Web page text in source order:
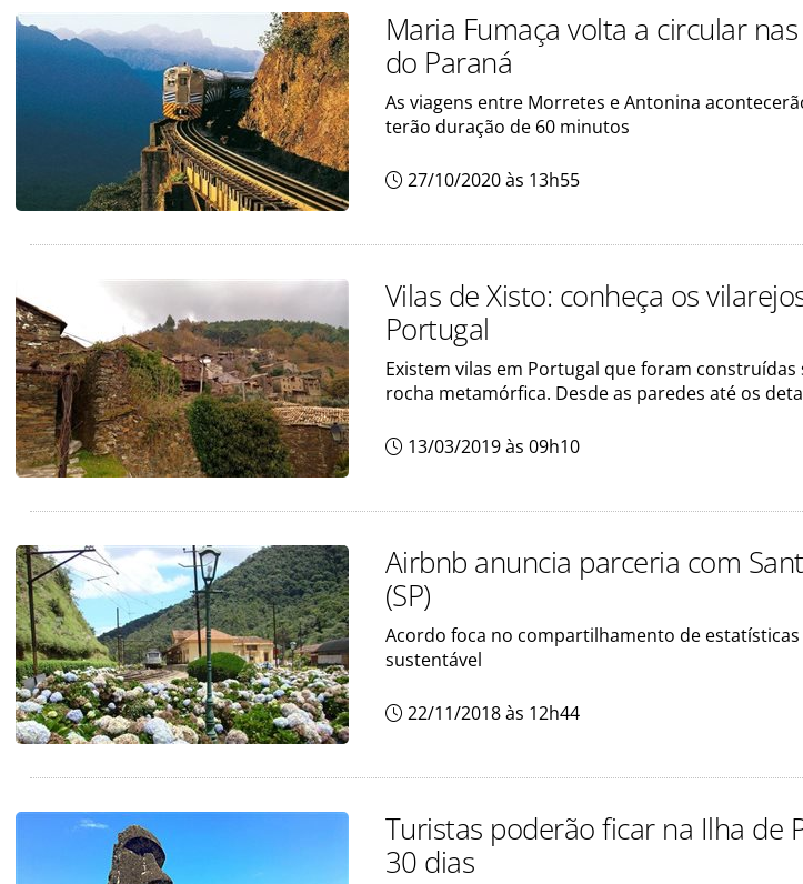
Maria Fumaça volta a circular
do Paraná
As viagens entre Morretes e Antonina
terão duração de 60 minutos
27/10/2020 às 13h55
Vilas de Xisto: conheça os
Portugal
Existem vilas em Portugal que foram
rocha metamórfica. Desde as paredes até os
13/03/2019 às 09h10
Airbnb anuncia parceria com
(SP)
Acordo foca no compartilhamento de
sustentável
22/11/2018 às 12h44
Turistas poderão ficar na Ilha de
30 dias